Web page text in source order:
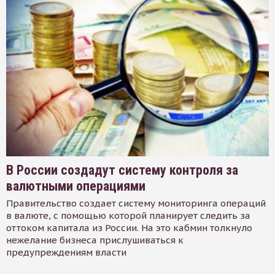
В России создадут систему контроля за
валютными операциями
Правительство создает систему мониторинга операций
в валюте, с помощью которой планирует следить за
оттоком капитала из России. На это кабмин толкнуло
нежелание бизнеса прислушиваться к
предупреждениям власти